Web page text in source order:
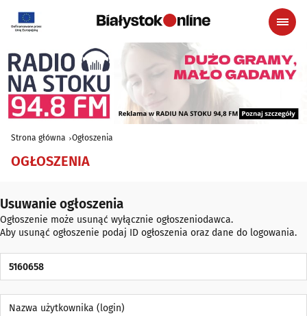
Strona główna Ogłoszenia
OGŁOSZENIA
Usuwanie ogłoszenia
Ogłoszenie może usunąć wyłącznie ogłoszeniodawca.
Aby usunąć ogłoszenie podaj ID ogłoszenia oraz dane do logowania.
Nazwa użytkownika (login)